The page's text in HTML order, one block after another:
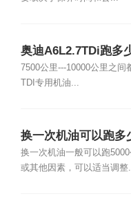
奥迪A6L2.7TDi跑多
7500公里---10000公里之间
TDI专用机油...
换一次机油可以跑多
换一次机油一般可以跑
或其他因素，可以适当调整